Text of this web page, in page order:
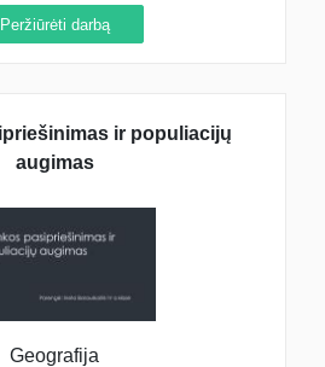
Peržiūrėti darbą
ir populiacijų
augimas
Geografija